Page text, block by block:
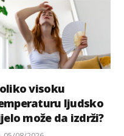
visoku
ljudsko
može da izdrži?